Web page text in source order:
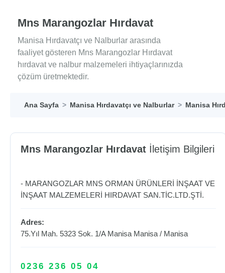
Mns Marangozlar Hırdavat
Manisa Hırdavatçı ve Nalburlar arasında
faaliyet gösteren Mns Marangozlar Hırdavat
hırdavat ve nalbur malzemeleri ihtiyaçlarınızda
çözüm üretmektedir.
Ana Sayfa Manisa Hırdavatçı ve Nalburlar Manisa
Mns Marangozlar Hırdavat İletişim Bilgileri
- MARANGOZLAR MNS ORMAN ÜRÜNLERİ İNŞAAT VE
İNŞAAT MALZEMELERİ HIRDAVAT SAN.TİC.LTD.ŞTİ.
Adres:
75.Yıl Mah. 5323 Sok. 1/A Manisa Manisa / Manisa
0236 236 05 04